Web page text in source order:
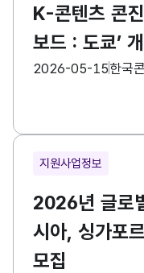
K-콘텐츠 콘
보드 : 도쿄’
등록일
2026-05-15수집기관
한국
지원사업정보
2026년 글로
시아, 싱가포
모집